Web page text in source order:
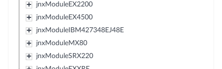
jnxModuleEX2200
jnxModuleEX4500
jnxModuleIBM427348EJ48E
jnxModuleMX80
jnxModuleSRX220